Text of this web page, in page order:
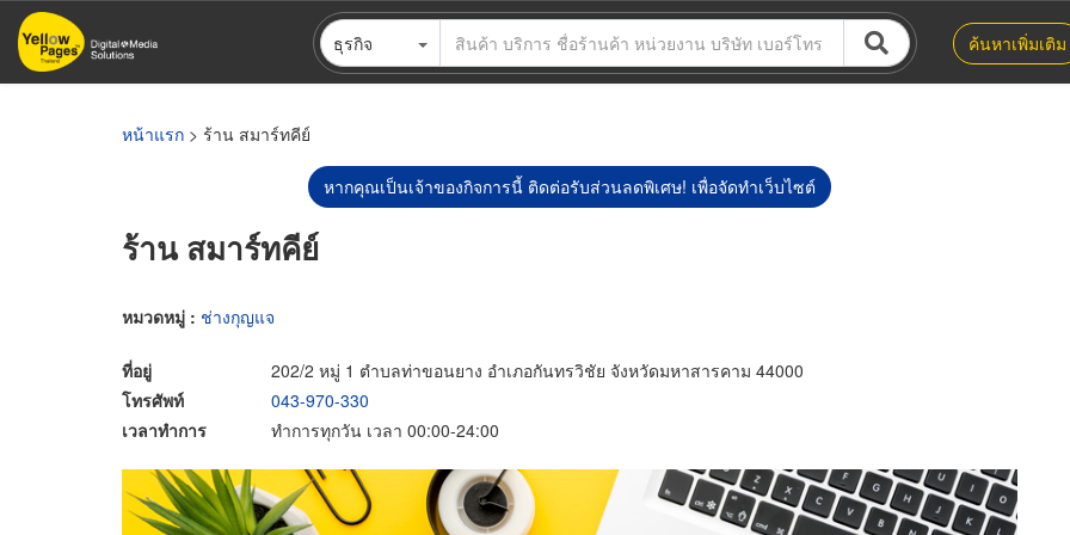
ข้าม
ไป
ธุรกิจ ค้นหาเพิ่มเติม
หน้าแรก > ร้าน สมาร์ทคีย์
หากคุณเป็นเจ้าของกิจการนี้ ติดต่อรับส่วนลดพิเศษ! เพื่อจัดทำเว็บไซต์
ร้าน สมาร์ทคีย์
หมวดหมู่ : ช่างกุญแจ
ที่อยู่
202/2 หมู่ 1 ตำบลท่าขอนยาง อำเภอกันทรวิชัย จังหวัดมหาสารคาม 44000
โทรศัพท์
043-970-330
เวลาทำการ
ทำการทุกวัน เวลา 00:00-24:00